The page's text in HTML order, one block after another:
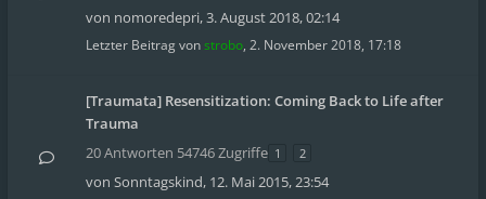
von nomoredepri,3. August 2018, 02:14
Letzter Beitrag vonstrobo, 2. November 2018, 17:18
[Traumata] Resensitization: Coming Back to Life after
Trauma
20 Antworten 54746 Zugriffe 1 2
von Sonntagskind, 12. Mai 2015, 23:54